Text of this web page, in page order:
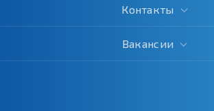
Контакты
Вакансии